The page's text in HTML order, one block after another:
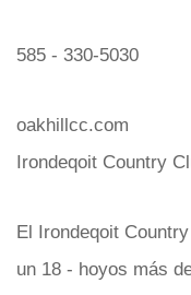
585 - 330-5030
oakhillcc.com
Irondeqoit Country
El Irondeqoit
un 18 - hoyos más